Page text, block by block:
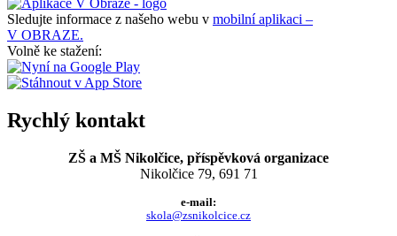
Sledujte informace z našeho webu v mobilní aplikaci –
V OBRAZE.
Volně ke stažení:
Rychlý kontakt
ZŠ a MŠ Nikolčice, příspěvková organizace
Nikolčice 79, 691 71
e-mail:
skola@zsnikolcice.cz